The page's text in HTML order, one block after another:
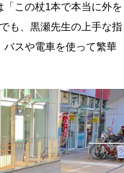
この杖1本で本当に外を
も、黒瀬先生の上手な指
スや電車を使って繁華